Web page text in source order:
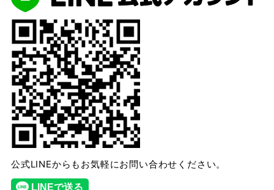
公式LINEからもお気軽にお問い合わせください。